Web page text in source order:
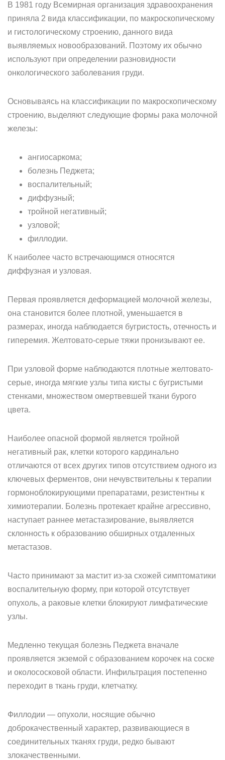
В 1981 году Всемирная организация здравоохранения
приняла 2 вида классификации, по макроскопическому
и гистологическому строению, данного вида
выявляемых новообразований. Поэтому их обычно
используют при определении разновидности
онкологического заболевания груди.
Основываясь на классификации по макроскопическому
строению, выделяют следующие формы рака молочной
железы:
ангиосаркома;
болезнь Педжета;
воспалительный;
диффузный;
тройной негативный;
узловой;
филлодии.
К наиболее часто встречающимся относятся
диффузная и узловая.
Первая проявляется деформацией молочной железы,
она становится более плотной, уменьшается в
размерах, иногда наблюдается бугристость, отечность и
гиперемия. Желтовато-серые тяжи пронизывают ее.
При узловой форме наблюдаются плотные желтовато-
серые, иногда мягкие узлы типа кисты с бугристыми
стенками, множеством омертвевшей ткани бурого
цвета.
Наиболее опасной формой является тройной
негативный рак, клетки которого кардинально
отличаются от всех других типов отсутствием одного из
ключевых ферментов, они нечувствительны к терапии
гормоноблокирующими препаратами, резистентны к
химиотерапии. Болезнь протекает крайне агрессивно,
наступает раннее метастазирование, выявляется
склонность к образованию обширных отдаленных
метастазов.
Часто принимают за мастит из-за схожей симптоматики
воспалительную форму, при которой отсутствует
опухоль, а раковые клетки блокируют лимфатические
узлы.
Медленно текущая болезнь Педжета вначале
проявляется экземой с образованием корочек на соске
и околососковой области. Инфильтрация постепенно
переходит в ткань груди, клетчатку.
Филлодии — опухоли, носящие обычно
доброкачественный характер, развивающиеся в
соединительных тканях груди, редко бывают
злокачественными.